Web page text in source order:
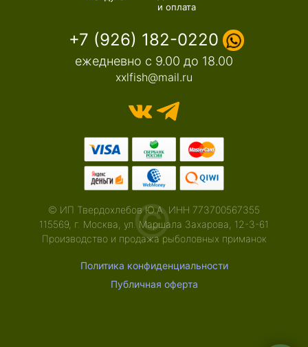
©
+7 (926) 182-0220
xxlfish@mail.ru
ежедневно с 9.00 до 18.00
© ИП Твердохлебов Ю.А. ИНН 773700567355
115569, г. Москва, ул. Маршала Захарова, 12-3-61
Производство и продажа рыболовных приманок
Публичная оферта
Политика конфиденциальности
и оплата